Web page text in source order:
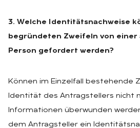
3. Welche Identitätsnachweise
begründeten Zweifeln von
Person gefordert werden?
Können im Einzelfall bestehende
Identität des Antragstellers nicht
Informationen überwunden
dem Antragsteller ein